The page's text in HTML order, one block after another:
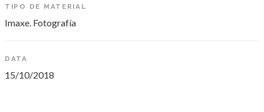
TIPO DE MATERIAL
Imaxe. Fotografía
DATA
15/10/2018